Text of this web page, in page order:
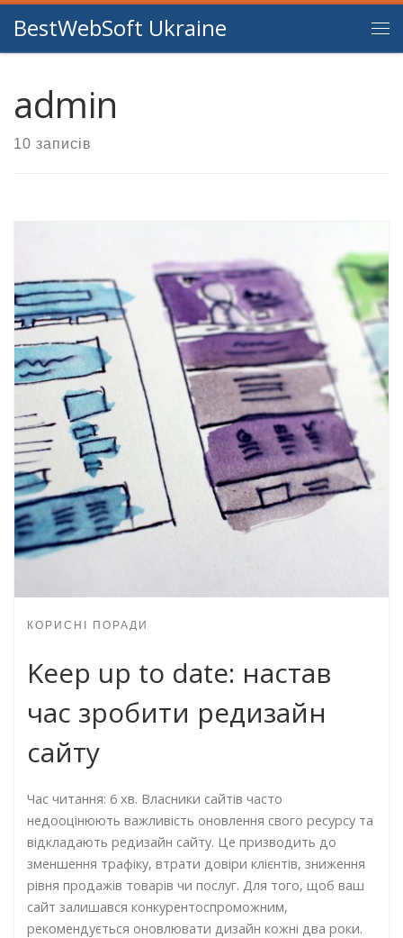
Перейти до вмісту
BestWebSoft Ukraine
admin
10 записів
КОРИСНІ ПОРАДИ
Keep up to date: настав
час зробити редизайн
сайту
Час читання: 6 хв. Власники сайтів часто
недооцінюють важливість оновлення свого ресурсу та
відкладають редизайн сайту. Це призводить до
зменшення трафіку, втрати довіри клієнтів, зниження
рівня продажів товарів чи послуг. Для того, щоб ваш
сайт залишався конкурентоспроможним,
рекомендується оновлювати дизайн кожні два роки.